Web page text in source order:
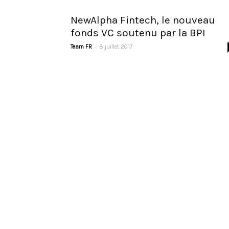
NewAlpha Fintech, le nouveau
fonds VC soutenu par la BPI
Team FR - 8 juillet 2017